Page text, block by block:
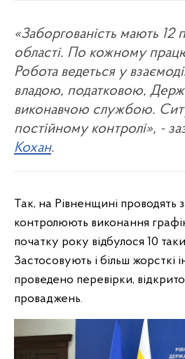
«Заборгованість мають 12
області. По кожному
Робота ведеться у
владою, податковою,
виконавчою службою.
постійному контролі», -
Кохан.
Так, на Рівненщині проводять
контролюють виконання
початку року відбулося 10
Застосовують і більш жорсткі
проведено перевірки,
проваджень.